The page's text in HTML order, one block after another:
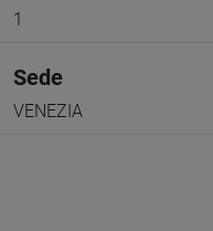
1
Sede
VENEZIA